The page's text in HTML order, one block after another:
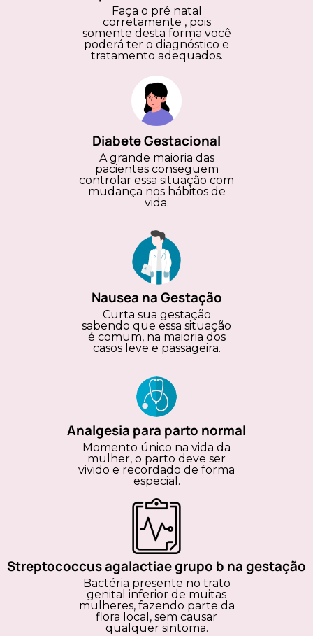
Faça o pré natal
corretamente , pois
somente desta forma você
poderá ter o diagnóstico e
tratamento adequados.
Diabete Gestacional
A grande maioria das
pacientes conseguem
controlar essa situação com
mudança nos hábitos de
vida.
Nausea na Gestação
Curta sua gestação
sabendo que essa situação
é comum, na maioria dos
casos leve e passageira.
Analgesia para parto normal
Momento único na vida da
mulher, o parto deve ser
vivido e recordado de forma
especial.
Streptococcus agalactiae grupo b na gestação
Bactéria presente no trato
genital inferior de muitas
mulheres, fazendo parte da
flora local, sem causar
qualquer sintoma.